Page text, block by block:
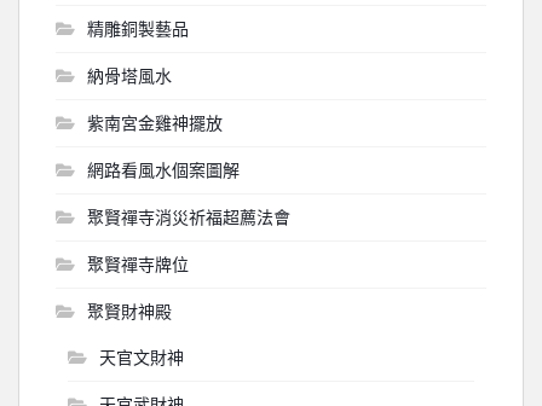
精雕銅製藝品
納骨塔風水
紫南宮金雞神擺放
網路看風水個案圖解
聚賢禪寺消災祈福超薦法會
聚賢禪寺牌位
聚賢財神殿
天官文財神